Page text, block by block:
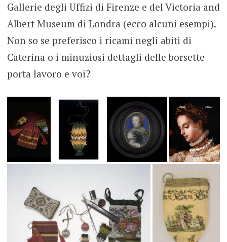
Gallerie degli Uffizi di Firenze e del Victoria and
Albert Museum di Londra (ecco alcuni esempi).
Non so se preferisco i ricami negli abiti di
Caterina o i minuziosi dettagli delle borsette
porta lavoro e voi?